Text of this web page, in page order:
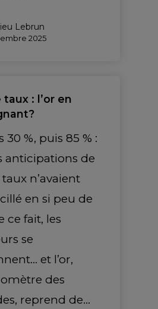
Lebrun
2025
taux : l’or en
30 %, puis 85 % :
anticipations de
n’avaient
en si peu de
ce fait, les
se
et l’or,
des
reprend de…